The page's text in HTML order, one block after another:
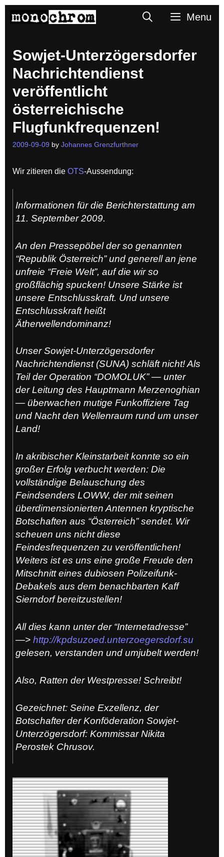
SearchMenu
Sowjet-Unterzögersdorfer
Nachrichtendienst
veröffentlicht
österreichische
Flugfunkfrequenzen!
2009-09-09 by Johannes Grenzfurthner
Wir zitieren die OTS-Aussendung:
Informationen für die Berichterstattung am
11. September 2009.
An den Pressepöbel der so genannten
“Republik Österreich” und generell an jene
unfreie “Freie Welt”, auf die wir so
großflächig spucken! Unsere Stärke ist
unsere Entschlusskraft. Und unsere
Entschlusskraft heißt
Ätherwellendominanz!
Unser Sowjet-Unterzögersdorfer
Nachrichtendienst (SUNA) schläft nicht! Als
Teil der Operation “DOMOLUK” — unter
der Leitung des Hauptmann Merzenoghian
— überwachen mutige Funkoffiziere Tag
und Nacht den Wellenraum rund um unser
Land!
In akribischer Kleinstarbeit konnte so ein
großer Erfolg verbucht werden: Die
vollständige Belauschung des
Feindsenders LOWW, der mit seinen
überdimensionierten Antennen kryptische
Botschaften aus “Österreich” sendet. Wir
scheuen uns nicht diese
Feindesfrequenzen zu veröffentlichen!
Weiters ist es uns eine große Freude den
Mitschnitt eines dubiosen Polizeifunk-
Debakels aus dem benachbarten Kaff
Sierndorf bereitzustellen!
All dies kann unter der “Internetadresse”
—> http://kpdsuzoed.unterzoegersdorf.su
gelesen, verstanden und umjubelt werden!
Also, Ratten der Westpresse! Schreibt!
Gezeichnet: Seine Exzellenz, der
Botschafter der Konföderation Sowjet-
Unterzögersdorf: Kommissar Nikita
Perostek Chrusov.